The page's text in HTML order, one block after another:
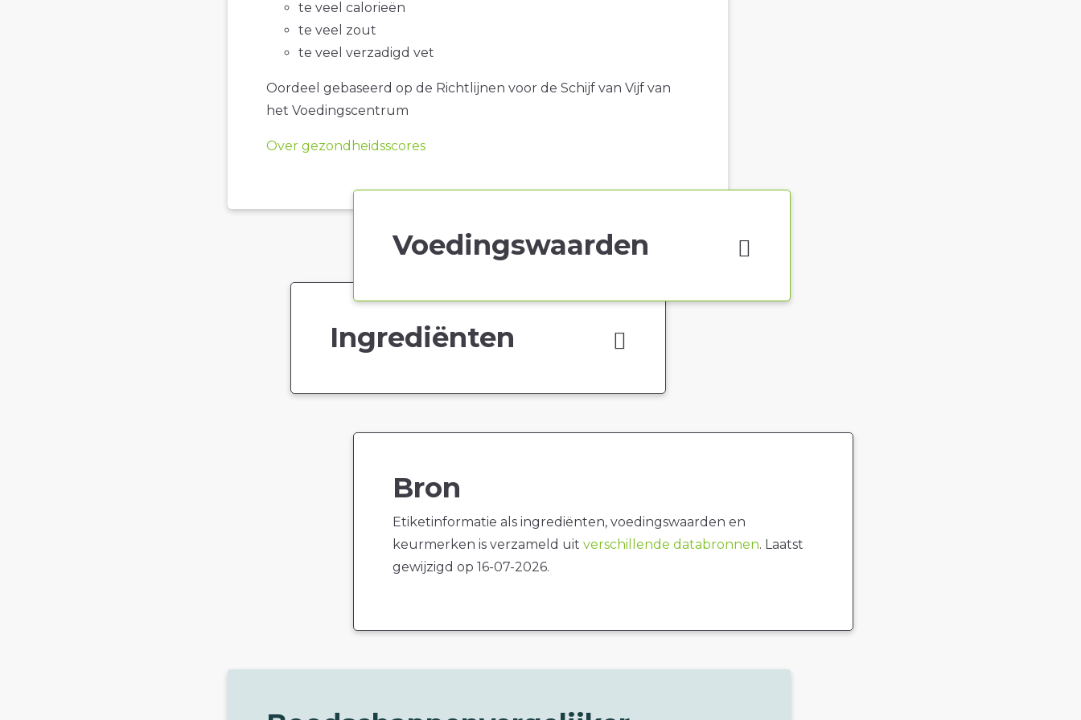
te veel calorieën
te veel zout
te veel verzadigd vet
Oordeel gebaseerd op de Richtlijnen voor de Schijf van Vijf van
het Voedingscentrum
Over gezondheidsscores
Voedingswaarden
Ingrediënten
Bron
Etiketinformatie als ingrediënten, voedingswaarden en
keurmerken is verzameld uit verschillende databronnen. Laatst
gewijzigd op 16-07-2026.